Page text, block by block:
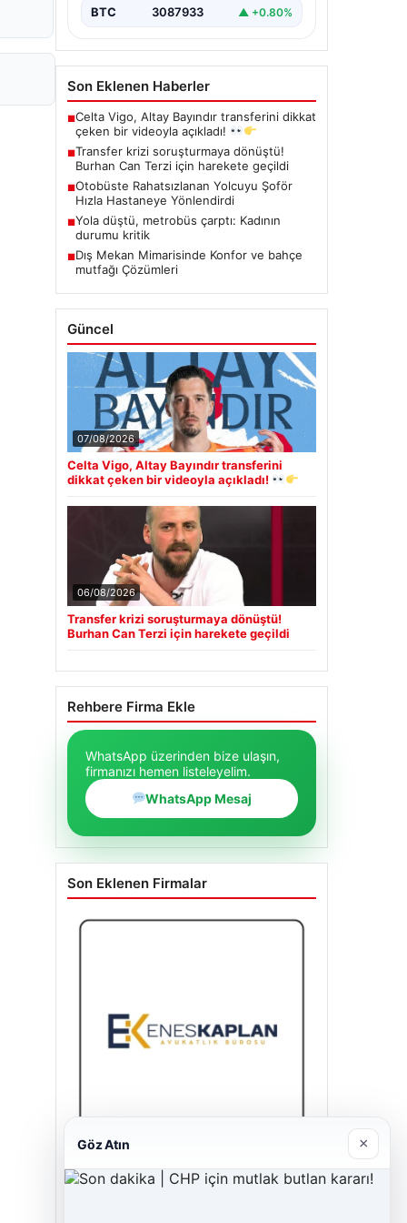
BTC 3087933 ▲ +0.80%
Son Eklenen Haberler
■Celta Vigo, Altay Bayındır transferini dikkat
çeken bir videoyla açıkladı!
■Transfer krizi soruşturmaya dönüştü!
Burhan Can Terzi için harekete geçildi
■Otobüste Rahatsızlanan Yolcuyu Şoför
Hızla Hastaneye Yönlendirdi
■Yola düştü, metrobüs çarptı: Kadının
durumu kritik
■Dış Mekan Mimarisinde Konfor ve bahçe
mutfağı Çözümleri
Güncel
07/08/2026
Celta Vigo, Altay Bayındır transferini
dikkat çeken bir videoyla açıkladı!
06/08/2026
Transfer krizi soruşturmaya dönüştü!
Burhan Can Terzi için harekete geçildi
Rehbere Firma Ekle
WhatsApp üzerinden bize ulaşın,
firmanızı hemen listeleyelim.
WhatsApp Mesaj
Son Eklenen Firmalar
Enes Kaplan Avukatlık Bürosu
Göz Atın ×